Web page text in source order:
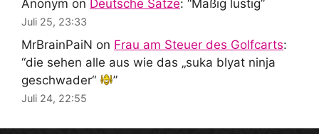
Anonym on Deutsche Sätze: “Mäßig lustig”
Juli 25, 23:33
MrBrainPaiN on Frau am Steuer des Golfcarts:
“die sehen alle aus wie das „suka blyat ninja
geschwader“
”
Juli 24, 22:55